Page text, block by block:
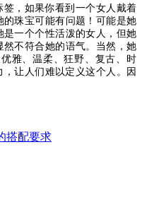
，如果你看到一个女人戴着
珠宝可能有问题！可能是她
一个个性活泼的女人，但她
不符合她的语气。当然，她
优雅、温柔、狂野、复古、时
让人们难以定义这个人。因
搭配要求